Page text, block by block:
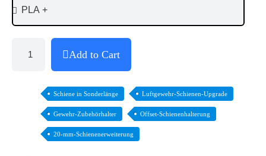
Add to Cart
Schiene in Sonderlänge Luftgewehr-Schienen-Upgrade
Gewehr-Zubehörhalter Offset-Schienenhalterung
20-mm-Schienenerweiterung